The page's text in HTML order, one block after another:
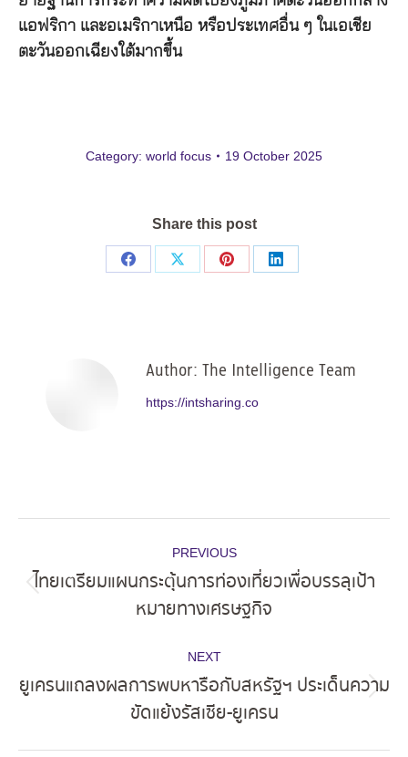
แอฟริกา และอเมริกาเหนือ หรือประเทศอื่น ๆ ในเอเชีย
ตะวันออกเฉียงใต้มากขึ้น
Category: world focus 19 October 2025
Share this post
Share
Share
Share
Share
Author: The Intelligence Team
https://intsharing.co
navigation
PREVIOUS
post:
ไทยเตรียมแผนกระตุ้นการท่องเที่ยวเพื่อบรรลุเป้า
หมายทางเศรษฐกิจ
NEXT
post:
ยูเครนแถลงผลการพบหารือกับสหรัฐฯ ประเด็นความ
ขัดแย้งรัสเซีย-ยูเครน